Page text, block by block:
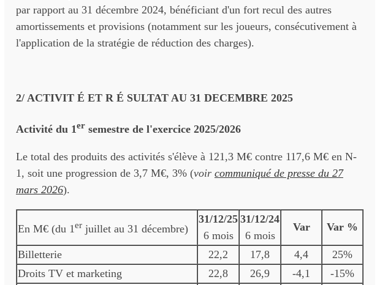
par rapport au 31 décembre 2024, bénéficiant d'un fort recul des autres
amortissements et provisions (notamment sur les joueurs, consécutivement à
l'application de la stratégie de réduction des charges).
2/ ACTIVIT É ET R É SULTAT AU 31 DECEMBRE 2025
Activité du 1er semestre de l'exercice 2025/2026
Le total des produits des activités s'élève à 121,3 M€ contre 117,6 M€ en N-
1, soit une progression de 3,7 M€, 3% (voir communiqué de presse du 27
mars 2026).
En M€ (du 1er juillet au 31 décembre)
31/12/25
6 mois
31/12/24
6 mois
Var Var %
Billetterie 22,2 17,8 4,4
25%
Droits TV et marketing
22,8 26,9 -4,1
-15%